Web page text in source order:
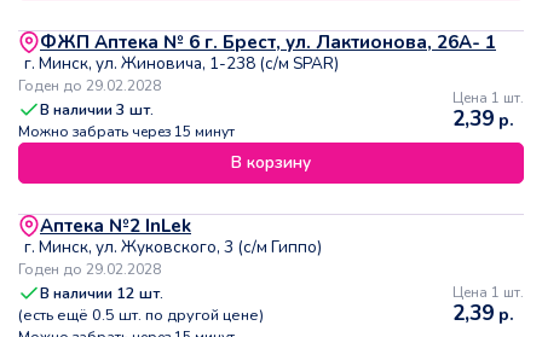
ФЖП Аптека № 6 г. Брест, ул. Лактионова, 26А- 1
г. Минск, ул. Жиновича, 1-238 (с/м SPAR)
Годен до 29.02.2028
В наличии3 шт.
Можно забрать через 15 минут
Цена 1 шт.
2,39 р.
В корзину
Аптека №2 InLek
г. Минск, ул. Жуковского, 3 (с/м Гиппо)
Годен до 29.02.2028
В наличии 12 шт.
(есть ещё 0.5 шт. по другой цене)
Цена 1 шт.
2,39 р.